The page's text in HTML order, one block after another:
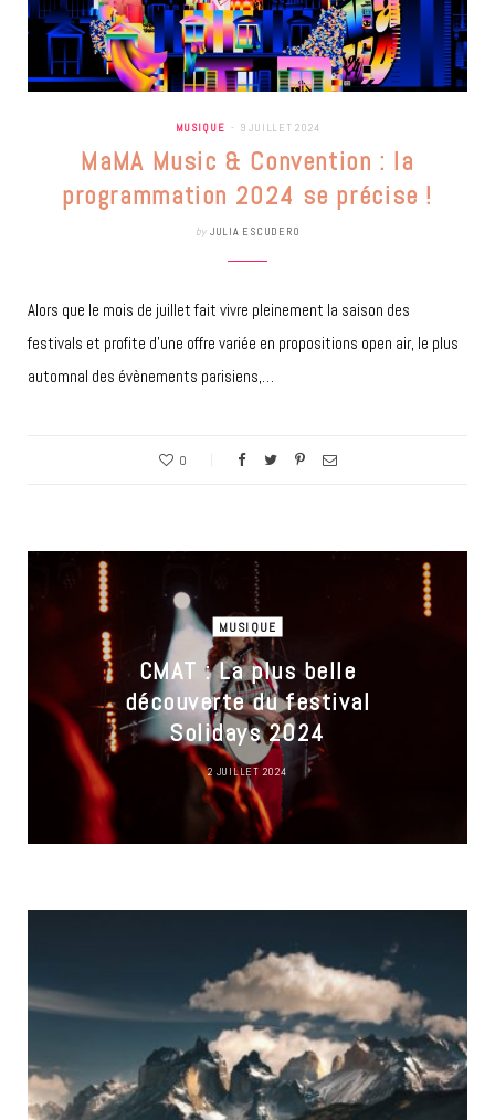
MUSIQUE 9 JUILLET 2024
MaMA Music & Convention : la
programmation 2024 se précise !
by JULIA ESCUDERO
Alors que le mois de juillet fait vivre pleinement la saison des
festivals et profite d’une offre variée en propositions open air, le plus
automnal des évènements parisiens,…
0
MUSIQUE
CMAT : La plus belle
découverte du festival
Solidays 2024
2 JUILLET 2024